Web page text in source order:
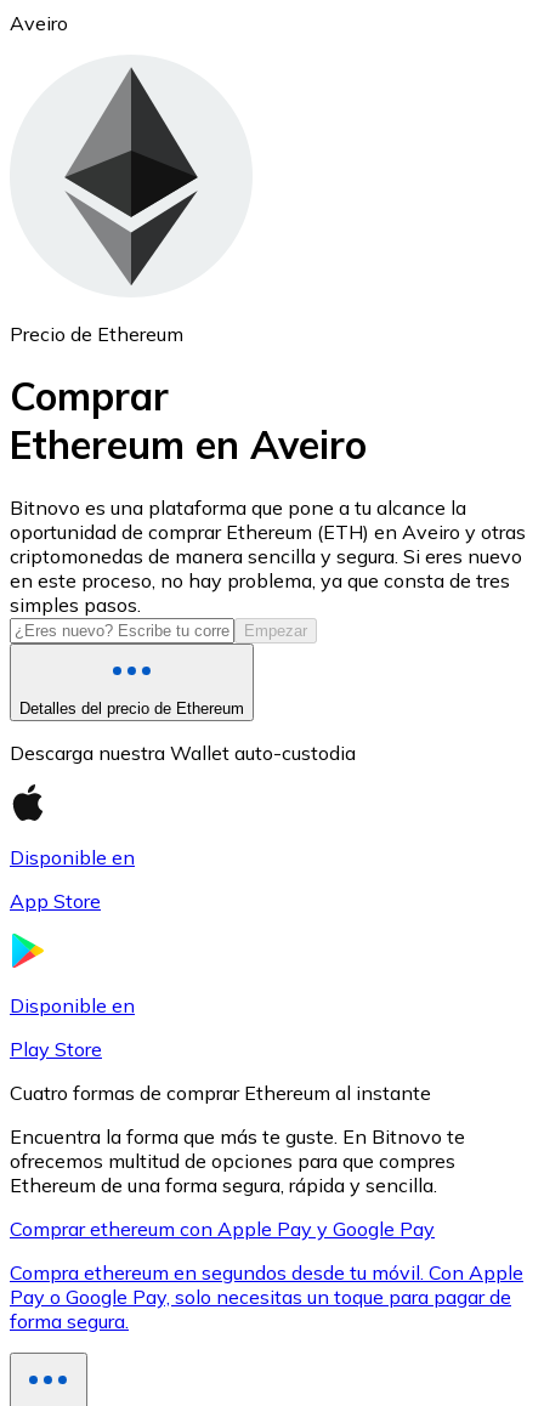
Ethereum
ETH
USD Coin
USDC
Litecoin
LTC
Ver todo
Aveiro
Precio de Ethereum
Comprar
Ethereum en Aveiro
Bitnovo es una plataforma que pone a tu alcance la
oportunidad de comprar Ethereum (ETH) en Aveiro y otras
criptomonedas de manera sencilla y segura. Si eres nuevo
en este proceso, no hay problema, ya que consta de tres
simples pasos.
Empezar
Detalles del precio de Ethereum
Descarga nuestra Wallet auto-custodia
Disponible en
App Store
Disponible en
Play Store
Cuatro formas de comprar Ethereum al instante
Encuentra la forma que más te guste. En Bitnovo te
ofrecemos multitud de opciones para que compres
Ethereum de una forma segura, rápida y sencilla.
Comprar ethereum con Apple Pay y Google Pay
Compra ethereum en segundos desde tu móvil. Con Apple
Pay o Google Pay, solo necesitas un toque para pagar de
forma segura.